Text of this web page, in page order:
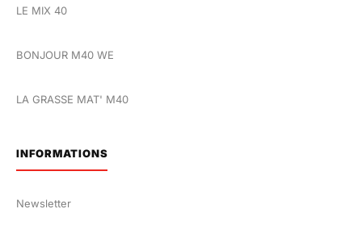
LE MIX 40
BONJOUR M40 WE
LA GRASSE MAT' M40
INFORMATIONS
Newsletter